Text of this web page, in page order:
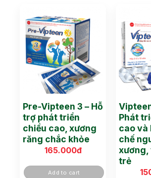
Pre-Vipteen 3 – Hỗ
trợ phát triển
chiều cao, xương
răng chắc khỏe
165.000đ
Add to cart
Phát
cao và
chế
xương,
trẻ